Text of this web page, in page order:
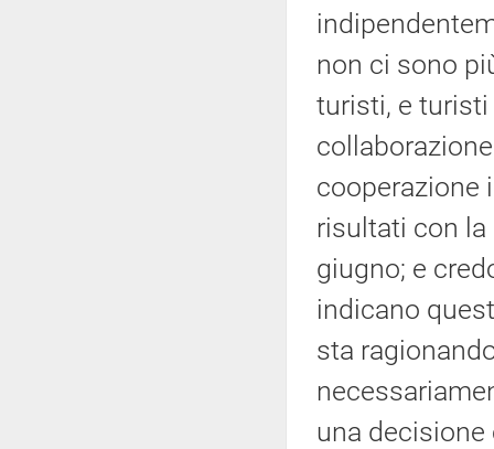
non ci sono
turisti, e
cooperazione
risultati con la
giugno; e
indicano
sta
una